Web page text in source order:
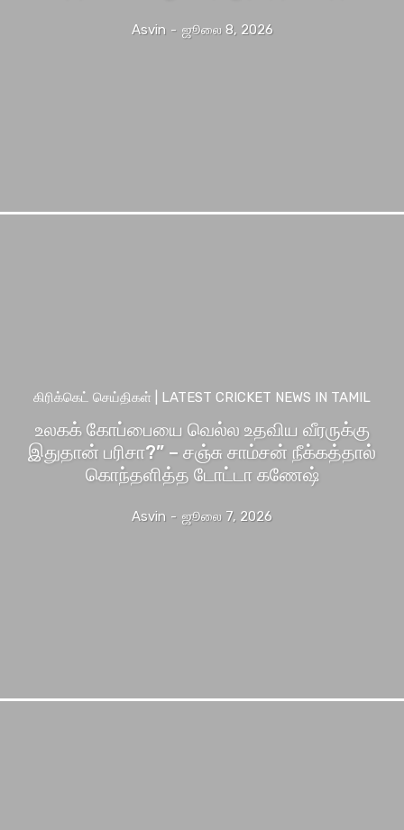
Asvin - ஜூலை 8, 2026
கிரிக்கெட் செய்திகள் | LATEST CRICKET NEWS IN TAMIL
உலகக் கோப்பையை வெல்ல உதவிய வீரருக்கு
இதுதான் பரிசா?” – சஞ்சு சாம்சன் நீக்கத்தால்
கொந்தளித்த டோட்டா கணேஷ்
Asvin - ஜூலை 7, 2026